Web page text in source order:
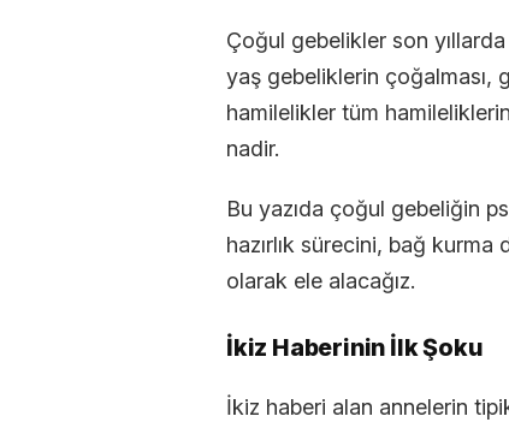
Çoğul gebelikler son
yaş gebeliklerin
hamilelikler tüm
nadir.
Bu yazıda çoğul gebeliğin
hazırlık sürecini, bağ kurma
olarak ele alacağız.
İkiz Haberinin İlk Şoku
İkiz haberi alan annelerin